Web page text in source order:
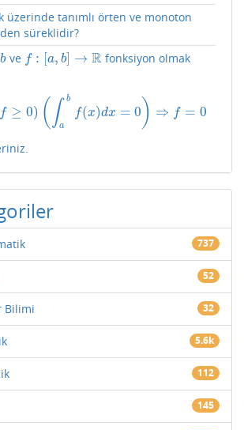
üzerinde tanımlı örten ve monoton
süreklidir?
bve f : [a, b] → R
f:[ a b]→R
fonksiyon olmak
f ≥ 0) ( ∫ b
a
f(x)dx = 0 ) ⇒ f = 0
)( ≥ )( bf(x)dx=0 )⇒ f= 0
737
52
Bilimi 32
5.6k
112
145